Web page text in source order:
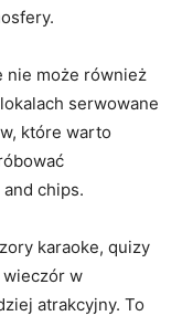
nie może również
⁤serwowane
które⁣ warto⁢
chips.
karaoke, quizy
wieczór w
atrakcyjny. To